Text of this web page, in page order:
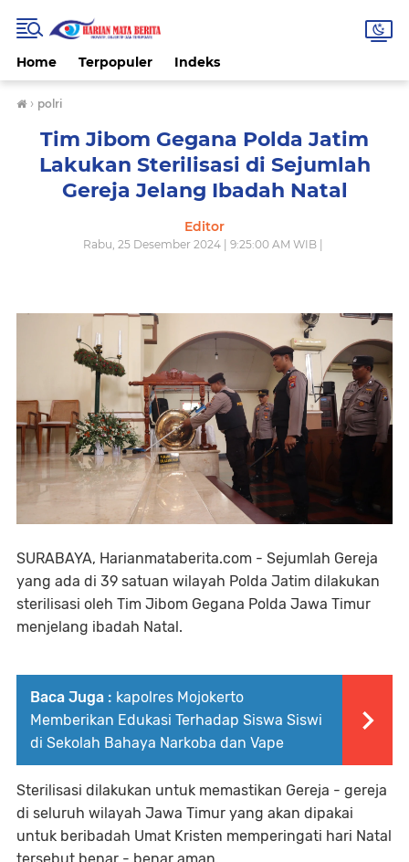
Home Terpopuler Indeks
› polri
Tim Jibom Gegana Polda Jatim
Lakukan Sterilisasi di Sejumlah
Gereja Jelang Ibadah Natal
Editor
Rabu, 25 Desember 2024 | 9:25:00 AM WIB |
SURABAYA, Harianmataberita.com - Sejumlah Gereja
yang ada di 39 satuan wilayah Polda Jatim dilakukan
sterilisasi oleh Tim Jibom Gegana Polda Jawa Timur
menjelang ibadah Natal.
Baca Juga : kapolres Mojokerto
Memberikan Edukasi Terhadap Siswa Siswi
di Sekolah Bahaya Narkoba dan Vape
Sterilisasi dilakukan untuk memastikan Gereja - gereja
di seluruh wilayah Jawa Timur yang akan dipakai
untuk beribadah Umat Kristen memperingati hari Natal